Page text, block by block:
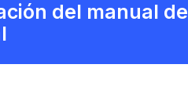
del manual de